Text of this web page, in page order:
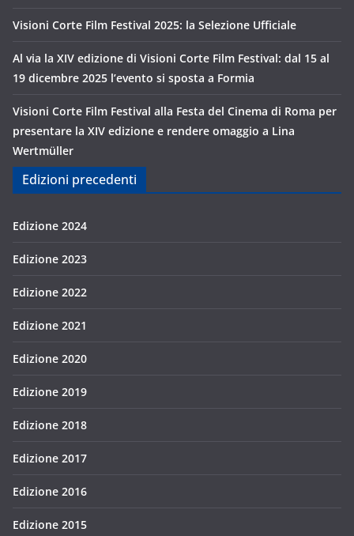
Visioni Corte Film Festival 2025: la Selezione Ufficiale
Al via la XIV edizione di Visioni Corte Film Festival: dal 15 al
19 dicembre 2025 l’evento si sposta a Formia
Visioni Corte Film Festival alla Festa del Cinema di Roma per
presentare la XIV edizione e rendere omaggio a Lina
Wertmüller
Edizioni precedenti
Edizione 2024
Edizione 2023
Edizione 2022
Edizione 2021
Edizione 2020
Edizione 2019
Edizione 2018
Edizione 2017
Edizione 2016
Edizione 2015